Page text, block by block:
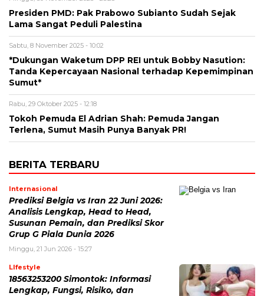
Presiden PMD: Pak Prabowo Subianto Sudah Sejak
Lama Sangat Peduli Palestina
Sabtu, 8 November 2025 - 10:02
*Dukungan Waketum DPP REI untuk Bobby Nasution:
Tanda Kepercayaan Nasional terhadap Kepemimpinan
Sumut*
Rabu, 29 Oktober 2025 - 12:18
Tokoh Pemuda El Adrian Shah: Pemuda Jangan
Terlena, Sumut Masih Punya Banyak PR!
BERITA TERBARU
Internasional
Prediksi Belgia vs Iran 22 Juni 2026:
Analisis Lengkap, Head to Head,
Susunan Pemain, dan Prediksi Skor
Grup G Piala Dunia 2026
Minggu, 21 Jun 2026 - 15:27
LIfestyle
18563253200 Simontok: Informasi
Lengkap, Fungsi, Risiko, dan